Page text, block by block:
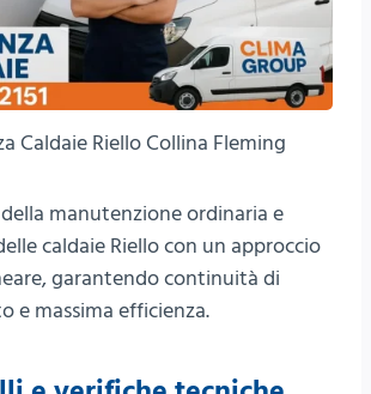
Caldaie Riello Collina Fleming
manutenzione ordinaria e
caldaie Riello con un approccio
garantendo continuità di
e massima efficienza.